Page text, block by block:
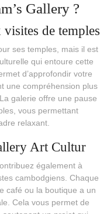
Gallery ?
de temples
ses temples, mais il est
qui entoure cette
d’approfondir votre
une compréhension plus
galerie offre une pause
vous permettant
relaxant.
Art Cultur
également à
cambodgiens. Chaque
café ou la boutique a un
Cela vous permet de